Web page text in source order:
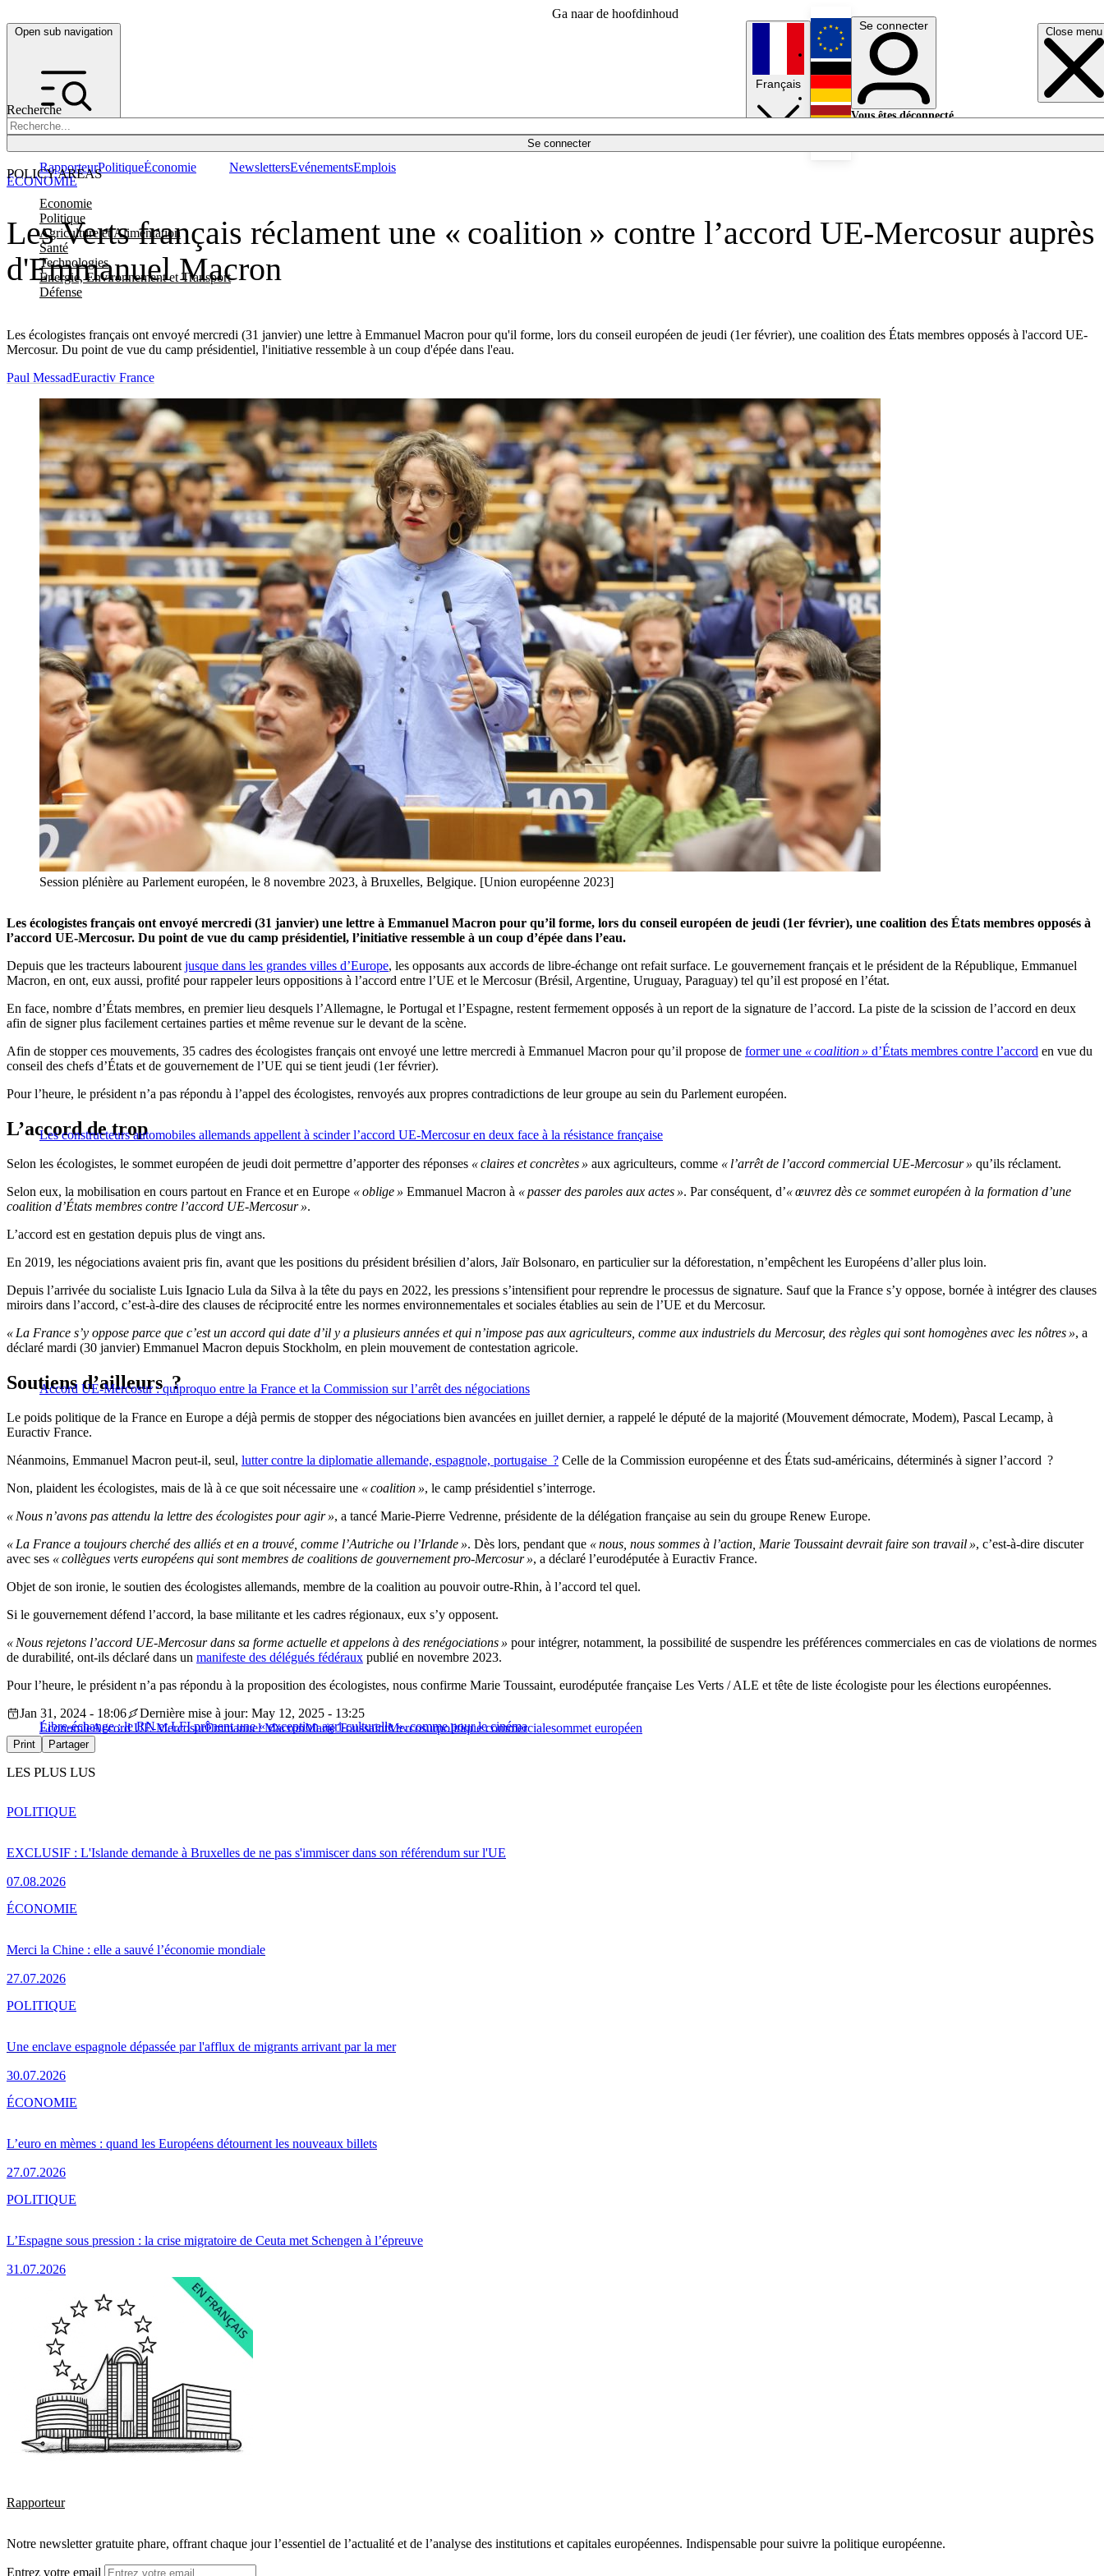
Ga naar de hoofdinhoud
Open sub navigation Close menu
Recherche
Se connecter
POLICY AREAS
Economie
Politique
Agriculture et Alimentation
Santé
Technologies
Energie, Environnement et Transport
Défense
RapporteurPolitiqueÉconomie NewslettersEvénementsEmplois
Français
English
Deutsch
Se connecter
Vous êtes déconnecté.
Les Verts français réclament une « coalition » contre l’accord UE-Mercosur auprès
d'Emmanuel Macron
Les écologistes français ont envoyé mercredi (31 janvier) une lettre à Emmanuel Macron pour qu'il forme, lors du conseil européen de jeudi (1er février), une coalition des États membres opposés à l'accord UE-
Mercosur. Du point de vue du camp présidentiel, l'initiative ressemble à un coup d'épée dans l'eau.
ÉCONOMIE
Paul MessadEuractiv France
Session plénière au Parlement européen, le 8 novembre 2023, à Bruxelles, Belgique. [Union européenne 2023]
Les écologistes français ont envoyé mercredi (31 janvier) une lettre à Emmanuel Macron pour qu’il forme, lors du conseil européen de jeudi (1er février), une coalition des États membres opposés à
l’accord UE-Mercosur. Du point de vue du camp présidentiel, l’initiative ressemble à un coup d’épée dans l’eau.
Depuis que les tracteurs labourent jusque dans les grandes villes d’Europe, les opposants aux accords de libre-échange ont refait surface. Le gouvernement français et le président de la République, Emmanuel
Macron, en ont, eux aussi, profité pour rappeler leurs oppositions à l’accord entre l’UE et le Mercosur (Brésil, Argentine, Uruguay, Paraguay) tel qu’il est proposé en l’état.
En face, nombre d’États membres, en premier lieu desquels l’Allemagne, le Portugal et l’Espagne, restent fermement opposés à un report de la signature de l’accord. La piste de la scission de l’accord en deux
afin de signer plus facilement certaines parties et même revenue sur le devant de la scène.
Afin de stopper ces mouvements, 35 cadres des écologistes français ont envoyé une lettre mercredi à Emmanuel Macron pour qu’il propose de former une « coalition » d’États membres contre l’accord en vue du
conseil des chefs d’États et de gouvernement de l’UE qui se tient jeudi (1er février).
Pour l’heure, le président n’a pas répondu à l’appel des écologistes, renvoyés aux propres contradictions de leur groupe au sein du Parlement européen.
Les constructeurs automobiles allemands appellent à scinder l’accord UE-Mercosur en deux face à la résistance française
L’accord de trop
Selon les écologistes, le sommet européen de jeudi doit permettre d’apporter des réponses « claires et concrètes » aux agriculteurs, comme « l’arrêt de l’accord commercial UE-Mercosur » qu’ils réclament.
Selon eux, la mobilisation en cours partout en France et en Europe « oblige » Emmanuel Macron à « passer des paroles aux actes ». Par conséquent, d’« œuvrez dès ce sommet européen à la formation d’une
coalition d’États membres contre l’accord UE-Mercosur ».
L’accord est en gestation depuis plus de vingt ans.
En 2019, les négociations avaient pris fin, avant que les positions du président brésilien d’alors, Jaïr Bolsonaro, en particulier sur la déforestation, n’empêchent les Européens d’aller plus loin.
Depuis l’arrivée du socialiste Luis Ignacio Lula da Silva à la tête du pays en 2022, les pressions s’intensifient pour reprendre le processus de signature. Sauf que la France s’y oppose, bornée à intégrer des clauses
miroirs dans l’accord, c’est-à-dire des clauses de réciprocité entre les normes environnementales et sociales établies au sein de l’UE et du Mercosur.
« La France s’y oppose parce que c’est un accord qui date d’il y a plusieurs années et qui n’impose pas aux agriculteurs, comme aux industriels du Mercosur, des règles qui sont homogènes avec les nôtres », a
déclaré mardi (30 janvier) Emmanuel Macron depuis Stockholm, en plein mouvement de contestation agricole.
Accord UE-Mercosur : quiproquo entre la France et la Commission sur l’arrêt des négociations
Soutiens d’ailleurs ?
Le poids politique de la France en Europe a déjà permis de stopper des négociations bien avancées en juillet dernier, a rappelé le député de la majorité (Mouvement démocrate, Modem), Pascal Lecamp, à
Euractiv France.
Néanmoins, Emmanuel Macron peut-il, seul, lutter contre la diplomatie allemande, espagnole, portugaise ? Celle de la Commission européenne et des États sud-américains, déterminés à signer l’accord ?
Non, plaident les écologistes, mais de là à ce que soit nécessaire une « coalition », le camp présidentiel s’interroge.
« Nous n’avons pas attendu la lettre des écologistes pour agir », a tancé Marie-Pierre Vedrenne, présidente de la délégation française au sein du groupe Renew Europe.
« La France a toujours cherché des alliés et en a trouvé, comme l’Autriche ou l’Irlande ». Dès lors, pendant que « nous, nous sommes à l’action, Marie Toussaint devrait faire son travail », c’est-à-dire discuter
avec ses « collègues verts européens qui sont membres de coalitions de gouvernement pro-Mercosur », a déclaré l’eurodéputée à Euractiv France.
Objet de son ironie, le soutien des écologistes allemands, membre de la coalition au pouvoir outre-Rhin, à l’accord tel quel.
Si le gouvernement défend l’accord, la base militante et les cadres régionaux, eux s’y opposent.
« Nous rejetons l’accord UE-Mercosur dans sa forme actuelle et appelons à des renégociations » pour intégrer, notamment, la possibilité de suspendre les préférences commerciales en cas de violations de normes
de durabilité, ont-ils déclaré dans un manifeste des délégués fédéraux publié en novembre 2023.
Pour l’heure, le président n’a pas répondu à la proposition des écologistes, nous confirme Marie Toussaint, eurodéputée française Les Verts / ALE et tête de liste écologiste pour les élections européennes.
Libre-échange : le RN et LFI prônent une « exception agri-culturelle », comme pour le cinéma
Jan 31, 2024 - 18:06
Dernière mise à jour: May 12, 2025 - 13:25
ÉconomieAccord UE-MercosurEmmanuel MacronMarie ToussaintMercosurpolitique commercialesommet européen
Print Partager
LES PLUS LUS
EXCLUSIF : L'Islande demande à Bruxelles de ne pas s'immiscer dans son référendum sur l'UE
07.08.2026
POLITIQUE
Merci la Chine : elle a sauvé l’économie mondiale
27.07.2026
ÉCONOMIE
Une enclave espagnole dépassée par l'afflux de migrants arrivant par la mer
30.07.2026
POLITIQUE
L’euro en mèmes : quand les Européens détournent les nouveaux billets
27.07.2026
ÉCONOMIE
L’Espagne sous pression : la crise migratoire de Ceuta met Schengen à l’épreuve
31.07.2026
POLITIQUE
Rapporteur
Notre newsletter gratuite phare, offrant chaque jour l’essentiel de l’actualité et de l’analyse des institutions et capitales européennes. Indispensable pour suivre la politique européenne.
Entrez votre email